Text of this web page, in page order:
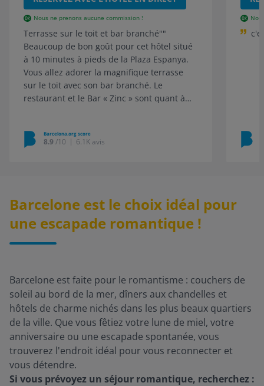
Nous ne prenons aucune commission !
Terrasse sur le toit et bar branché""
Beaucoup de bon goût pour cet hôtel situé
à 10 minutes à pieds de la Plaza Espanya.
Vous allez adorer la magnifique terrasse
sur le toit avec son bar branché. Le
restaurant et le Bar « Zinc » sont quant à
serviable et cela positionne Villa Emilia
comme une des toutes bonnes surprises du
Barcelona.org score
8.9 /10 6.1K avis
Barcelone est le choix idéal pour
une escapade romantique !
Barcelone est faite pour le romantisme : couchers de
soleil au bord de la mer, dîners aux chandelles et
hôtels de charme nichés dans les plus beaux quartiers
de la ville. Que vous fêtiez votre lune de miel, votre
anniversaire ou une escapade spontanée, vous
trouverez l'endroit idéal pour vous reconnecter et
vous détendre.
Si vous prévoyez un séjour romantique, recherchez :